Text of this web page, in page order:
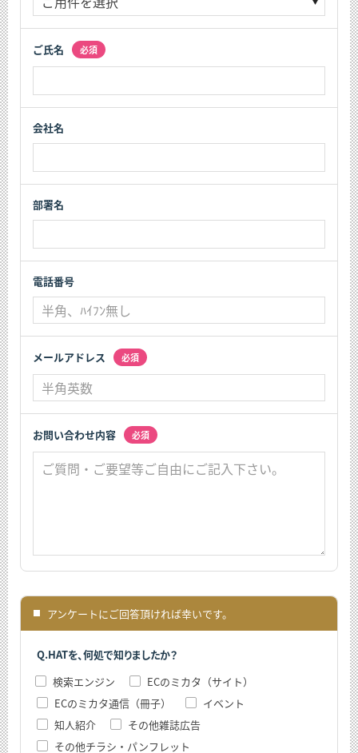
ご氏名 必須
会社名
部署名
電話番号
メールアドレス 必須
お問い合わせ内容 必須
■ アンケートにご回答頂ければ幸いです。
Q.HATを、何処で知りましたか？
検索エンジン
ECのミカタ（サイト）
ECのミカタ通信（冊子）
イベント
知人紹介
その他雑誌広告
その他チラシ・パンフレット